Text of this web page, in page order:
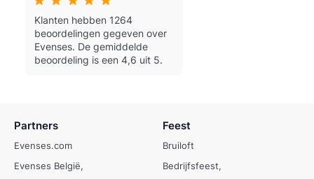
Klanten hebben 1264
beoordelingen gegeven over
Evenses. De gemiddelde
beoordeling is een 4,6 uit 5.
Partners
Evenses.com
Evenses België
Feest
Bruiloft
Bedrijfsfeest